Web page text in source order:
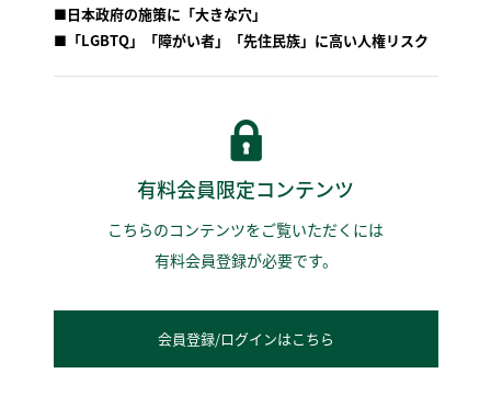
■日本政府の施策に「大きな穴」
■「LGBTQ」「障がい者」「先住民族」に高い人権リスク
有料会員限定コンテンツ
こちらのコンテンツをご覧いただくには
有料会員登録が必要です。
会員登録/ログインはこちら